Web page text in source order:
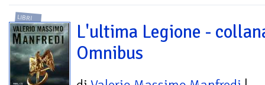
LIBRI
L'ultima Legione -
Omnibus